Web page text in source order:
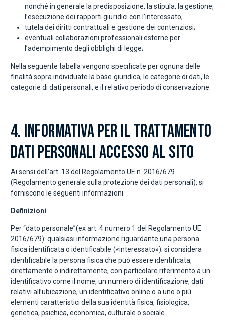
nonché in generale la predisposizione, la stipula, la gestione,
l’esecuzione dei rapporti giuridici con l’interessato;
tutela dei diritti contrattuali e gestione dei contenziosi;
eventuali collaborazioni professionali esterne per
l’adempimento degli obblighi di legge;
Nella seguente tabella vengono specificate per ognuna delle
finalità sopra individuate la base giuridica, le categorie di dati, le
categorie di dati personali, e il relativo periodo di conservazione:
4. INFORMATIVA PER IL TRATTAMENTO
DATI PERSONALI ACCESSO AL SITO
Ai sensi dell’art. 13 del Regolamento UE n. 2016/679
(Regolamento generale sulla protezione dei dati personali), si
forniscono le seguenti informazioni.
Definizioni
Per “dato personale”(ex art. 4 numero 1 del Regolamento UE
2016/679): qualsiasi informazione riguardante una persona
fisica identificata o identificabile («interessato»); si considera
identificabile la persona fisica che può essere identificata,
direttamente o indirettamente, con particolare riferimento a un
identificativo come il nome, un numero di identificazione, dati
relativi all’ubicazione, un identificativo online o a uno o più
elementi caratteristici della sua identità fisica, fisiologica,
genetica, psichica, economica, culturale o sociale.